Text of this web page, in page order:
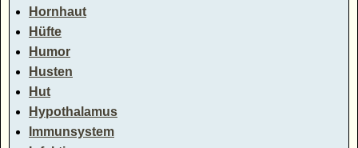
Hornhaut
Hüfte
Humor
Husten
Hut
Hypothalamus
Immunsystem